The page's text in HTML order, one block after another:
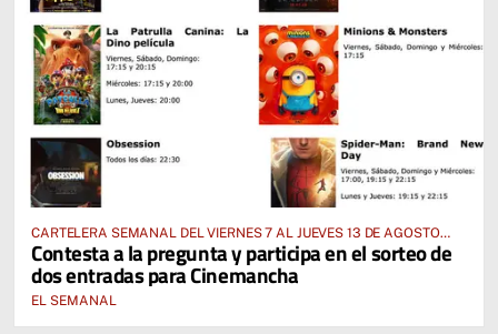
CARTELERA SEMANAL DEL VIERNES 7 AL JUEVES 13 DE AGOSTO
2026
Contesta a la pregunta y participa en el sorteo de
dos entradas para Cinemancha
EL SEMANAL